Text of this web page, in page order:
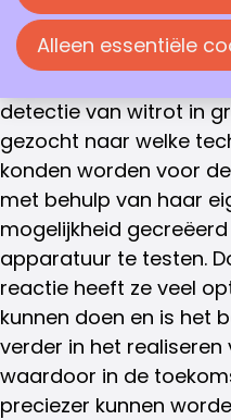
tijdens het half jaar
een enorme bijdrage
detectie van witrot in
gezocht naar welke
konden worden voor
met behulp van haar
mogelijkheid
apparatuur te testen.
reactie heeft ze veel
kunnen doen en is het
verder in het realiseren
waardoor in de
preciezer kunnen
Alleen essentiële